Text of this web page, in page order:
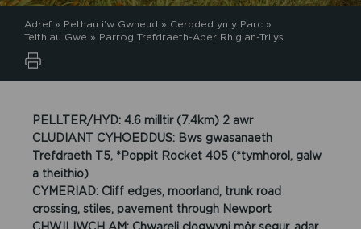
Adref » Pethau i’w Gwneud » Cerdded yn y Parc »
Teithiau Gwe » Parrog Trefdraeth-Aber Rhigian-Trilys
PELLTER/HYD: 4.6 milltir (7.4km) 2 awr
CLUDIANT CYHOEDDUS: Bws gwasanaeth
Trefdraeth T5, *Poppit Rocket 405 (*tymhorol, galw
a theithio)
CYMERIAD: Cliff edges, moorland, trunk road
crossing, stiles, pavement through Newport